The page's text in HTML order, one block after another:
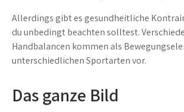
Allerdings gibt es gesundheitliche
du unbedingt beachten solltest.
Handbalancen kommen als
unterschiedlichen Sportarten vor.
Das ganze Bild